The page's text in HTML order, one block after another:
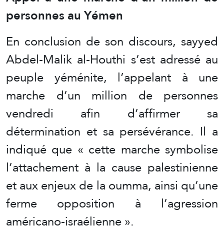
personnes au Yémen
En conclusion de son discours, sayyed
Abdel-Malik al-Houthi s’est adressé au
peuple yéménite, l’appelant à une
marche d’un million de personnes
vendredi afin d’affirmer sa
détermination et sa persévérance. Il a
indiqué que « cette marche symbolise
l’attachement à la cause palestinienne
et aux enjeux de la oumma, ainsi qu’une
ferme opposition à l’agression
américano-israélienne ».